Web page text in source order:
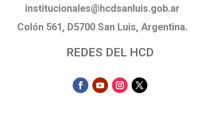
institucionales@hcdsanluis.gob.ar
Colón 561, D5700 San Luis, Argentina.
REDES DEL HCD